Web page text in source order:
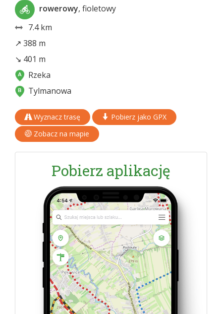
rowerowy, fioletowy
7.4 km
↗ 388 m
↘ 401 m
Rzeka
Tylmanowa
Wyznacz trasę
Pobierz jako GPX
Zobacz na mapie
Pobierz aplikację